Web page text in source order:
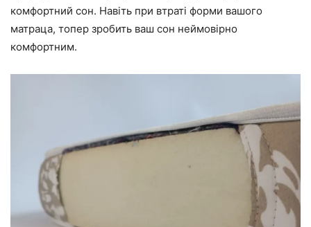
комфортний сон. Навіть при втраті форми вашого
матраца, топер зробить ваш сон неймовірно
комфортним.